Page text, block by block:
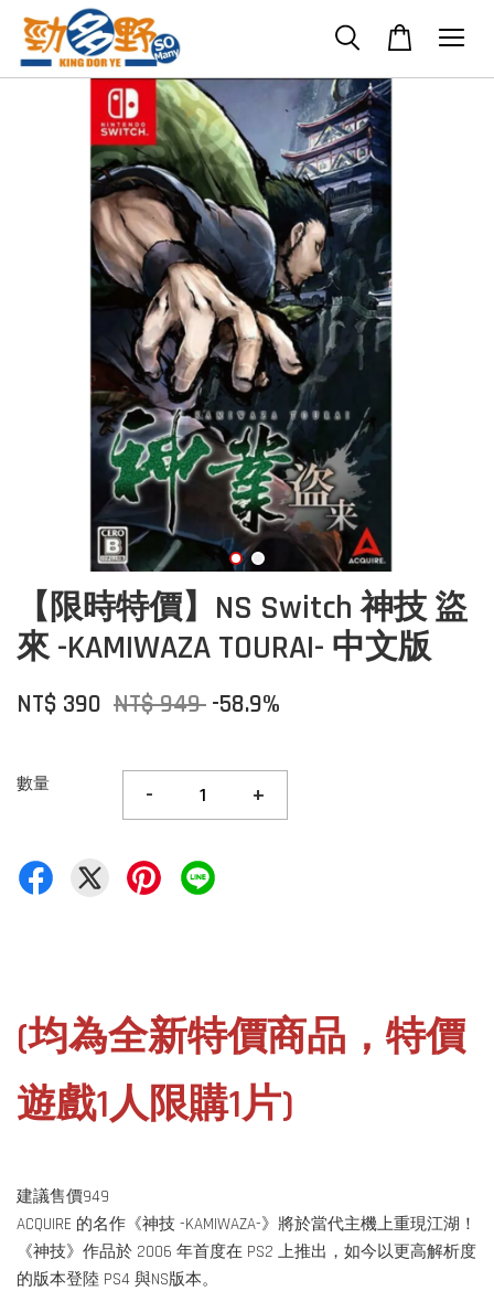
【限時特價】NS Switch 神技 盜
來 -KAMIWAZA TOURAI- 中文版
NT$ 390 NT$ 949 -58.9%
數量 - +
(均為全新特價商品， 特價
遊戲1人限購1片)
建議售價949
ACQUIRE 的名作《神技 -KAMIWAZA-》將於當代主機上重現江湖！
《神技》作品於 2006 年首度在 PS2 上推出，如今以更高解析度
的版本登陸 PS4 與NS版本。